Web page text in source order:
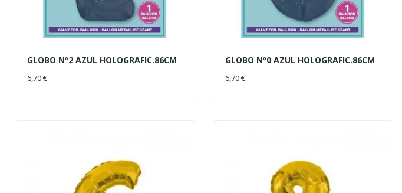
GLOBO Nº2 AZUL HOLOGRAFIC.86CM
6,70 €
GLOBO Nº0 AZUL HOLOGRAFIC.86CM
6,70 €